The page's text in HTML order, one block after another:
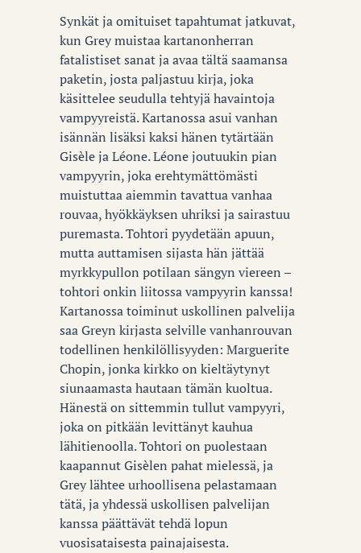
Synkät ja omituiset tapahtumat jatkuvat,
kun Grey muistaa kartanonherran
fatalistiset sanat ja avaa tältä saamansa
paketin, josta paljastuu kirja, joka
käsittelee seudulla tehtyjä havaintoja
vampyyreistä. Kartanossa asui vanhan
isännän lisäksi kaksi hänen tytärtään
Gisèle ja Léone. Léone joutuukin pian
vampyyrin, joka erehtymättömästi
muistuttaa aiemmin tavattua vanhaa
rouvaa, hyökkäyksen uhriksi ja sairastuu
puremasta. Tohtori pyydetään apuun,
mutta auttamisen sijasta hän jättää
myrkkypullon potilaan sängyn viereen –
tohtori onkin liitossa vampyyrin kanssa!
Kartanossa toiminut uskollinen palvelija
saa Greyn kirjasta selville vanhanrouvan
todellinen henkilöllisyyden: Marguerite
Chopin, jonka kirkko on kieltäytynyt
siunaamasta hautaan tämän kuoltua.
Hänestä on sittemmin tullut vampyyri,
joka on pitkään levittänyt kauhua
lähitienoolla. Tohtori on puolestaan
kaapannut Gisèlen pahat mielessä, ja
Grey lähtee urhoollisena pelastamaan
tätä, ja yhdessä uskollisen palvelijan
kanssa päättävät tehdä lopun
vuosisataisesta painajaisesta.